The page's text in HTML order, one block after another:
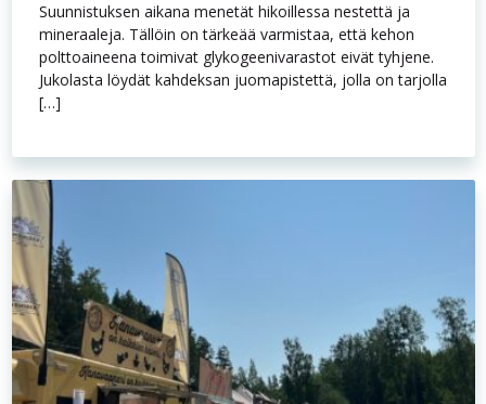
Suunnistuksen aikana menetät hikoillessa nestettä ja
mineraaleja. Tällöin on tärkeää varmistaa, että kehon
polttoaineena toimivat glykogeenivarastot eivät tyhjene.
Jukolasta löydät kahdeksan juomapistettä, jolla on tarjolla
[…]